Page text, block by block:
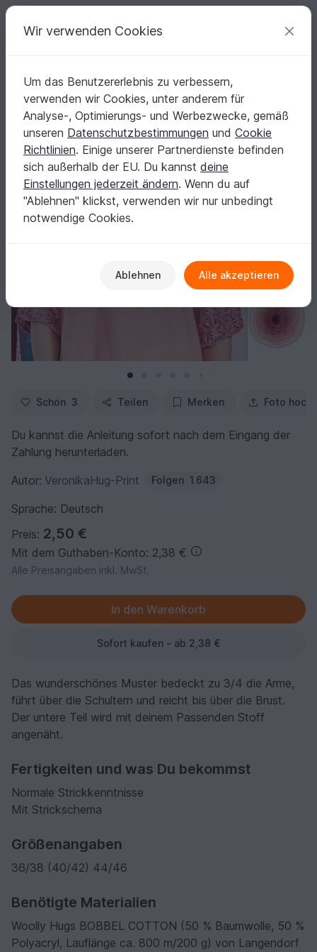
Deine kreativen Ideen
Deutsch | € (EUR) einloggen Kostenlos registrieren
Startseite Stricken Damen Shirts & Tuniken
Tunika Mito
Tunika Mito
Schön 3 Teilen Merken Foto
Du kannst die Anleitung sofort nach dem Eingang der
Zahlung herunterladen.
Autor: VeronikaHug-Print Folgen 1.643
Sprache: Deutsch
Preis: 2,50 €
Mit dem Guthaben-Konto: 2,38 €
Alle Preisangaben inkl. MwSt.
Sofort kaufen - ab 2,38 €
Das wunderschönes Muster bedeckt zu 3/4 die Arme,
führt über die Schultern und reicht bis über die Brust.
Der untere Teil wird mit deinem Passenden Stoff
angenäht.
Fertigkeiten und was Du bekommst
Normale Strickkenntnisse
Mit Strickschema
Größenangaben
36/38 (40/42) 44/46
Benötigte Materialien
Woolly Hugs BOBBEL COTTON (50 % Baumwolle, 50 %
Polyacryl, Lauflänge ca. 800 m/200 g) von Langendorf
Wir verwenden Cookies
Um das Benutzererlebnis zu verbessern,
verwenden wir Cookies, unter anderem für
Analyse-, Optimierungs- und Werbezwecke, gemäß
unseren Datenschutzbestimmungen und Cookie
Richtlinien. Einige unserer Partnerdienste befinden
sich außerhalb der EU. Du kannst deine
Einstellungen jederzeit ändern. Wenn du auf
"Ablehnen" klickst, verwenden wir nur unbedingt
notwendige Cookies.
Ablehnen Alle akzeptieren